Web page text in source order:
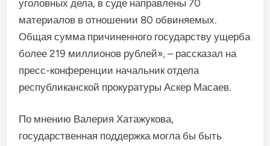
уголовных дела, в суде направлены 70
материалов в отношении 80 обвиняемых.
Общая сумма причиненного государству ущерба
более 219 миллионов рублей», – рассказал на
пресс-конференции начальник отдела
республиканской прокуратуры Аскер Масаев.
По мнению Валерия Хатажукова,
государственная поддержка могла бы быть